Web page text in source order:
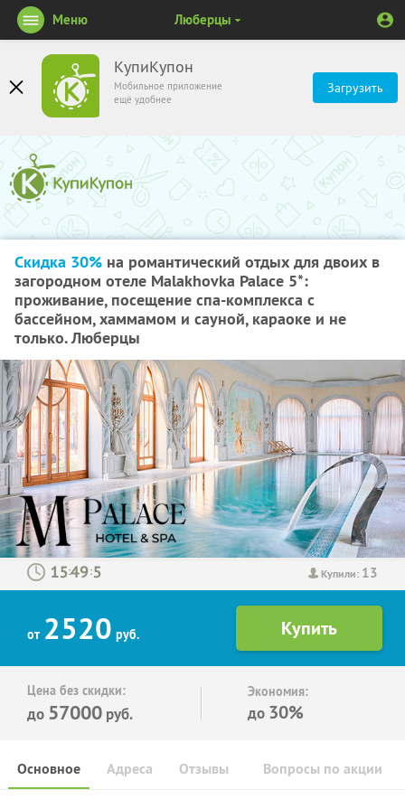
КупиКупон
Мобильное приложение
ещё удобнее
Загрузить
Меню Люберцы
Скидка 30% на романтический отдых для двоих в
загородном отеле Malakhovka Palace 5*:
проживание, посещение спа-комплекса с
бассейном, хаммамом и сауной, караоке и не
только. Люберцы
Купили: 13
: :
от 2520 руб.
Цена без скидки:
до 57000 руб.
Экономия:
до 30%
Основное Отзывы Вопросы по акции
Адреса